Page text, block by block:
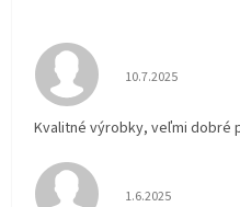
Hodnotenie
10.7.2025
Kvalitné výrobky, veľmi dobré
Hodnotenie
1.6.2025